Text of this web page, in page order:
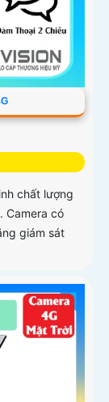
chất lượng
Camera có
giám sát